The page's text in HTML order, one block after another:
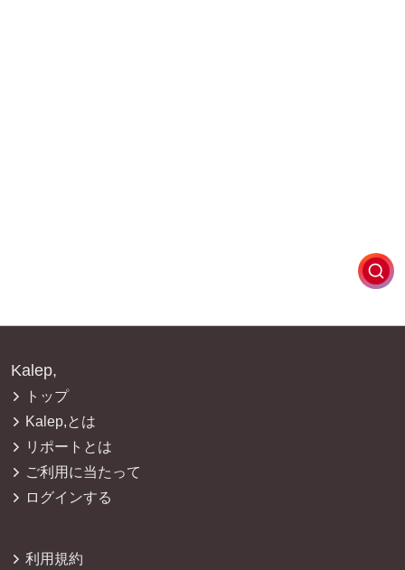
Kalep,
トップ
Kalep,とは
リポートとは
ご利用に当たって
ログインする
利用規約